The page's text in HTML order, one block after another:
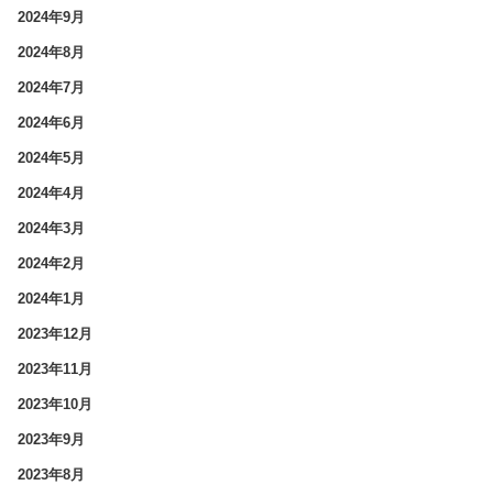
2024年9月
2024年8月
2024年7月
2024年6月
2024年5月
2024年4月
2024年3月
2024年2月
2024年1月
2023年12月
2023年11月
2023年10月
2023年9月
2023年8月